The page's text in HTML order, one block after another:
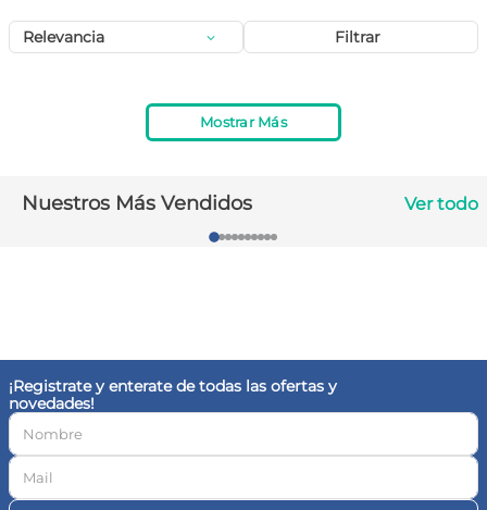
Filtrar
Relevancia
Mostrar Más
Nuestros Más Vendidos Ver todo
¡Registrate y enterate de todas las ofertas y
novedades!
10. vitamina c